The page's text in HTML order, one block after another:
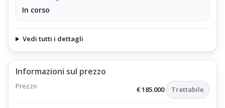
In corso
Vedi tutti i dettagli
Informazioni sul prezzo
Prezzo € 185.000 Trattabile